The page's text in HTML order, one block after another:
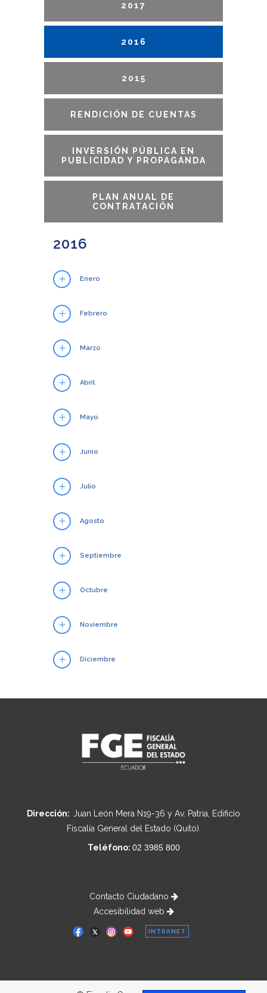
2017
2016
2015
RENDICIÓN DE CUENTAS
INVERSIÓN PÚBLICA EN
PUBLICIDAD Y PROPAGANDA
PLAN ANUAL DE
CONTRATACIÓN
2016
Enero
Febrero
Marzo
Abril
Mayo
Junio
Julio
Agosto
Septiembre
Octubre
Noviembre
Diciembre
Dirección: Juan León Mera N19-36 y Av. Patria, Edificio
Fiscalía General del Estado (Quito).
Teléfono: 02 3985 800
Contacto Ciudadano
Accesibilidad web
INTRANET